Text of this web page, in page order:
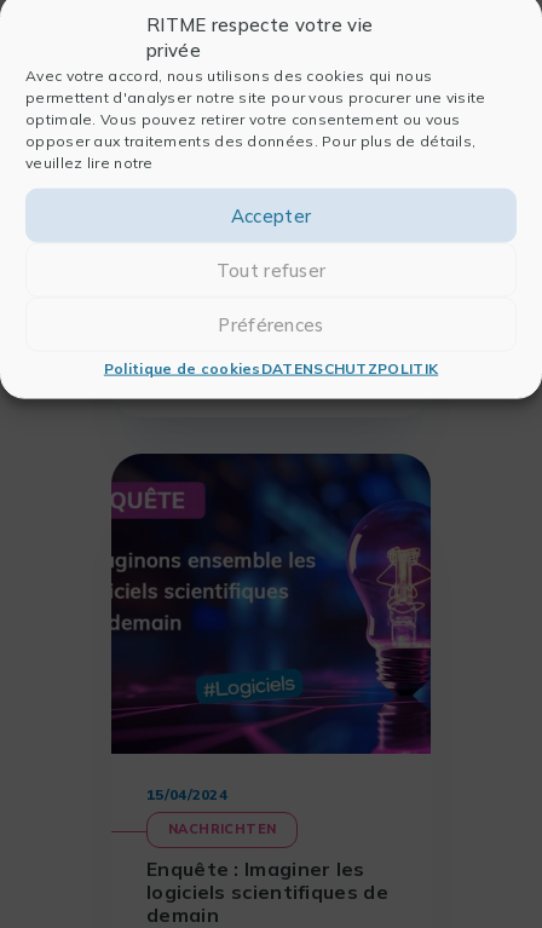
RITME respecte votre vie
privée
Avec votre accord, nous utilisons des cookies qui nous
permettent d'analyser notre site pour vous procurer une visite
optimale. Vous pouvez retirer votre consentement ou vous
opposer aux traitements des données. Pour plus de détails,
veuillez lire notre
Accepter
Tout refuser
Préférences
Politique de cookies DATENSCHUTZPOLITIK
NACHRICHTEN
Jahr, haben wir das
eine wunderbare Gelegenheit,
uns bei einem köstlichen
15/04/2024
NACHRICHTEN
Enquête : Imaginer les
logiciels scientifiques de
demain